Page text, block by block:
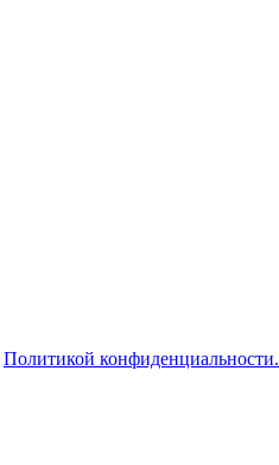
Политикой конфиденциальности.